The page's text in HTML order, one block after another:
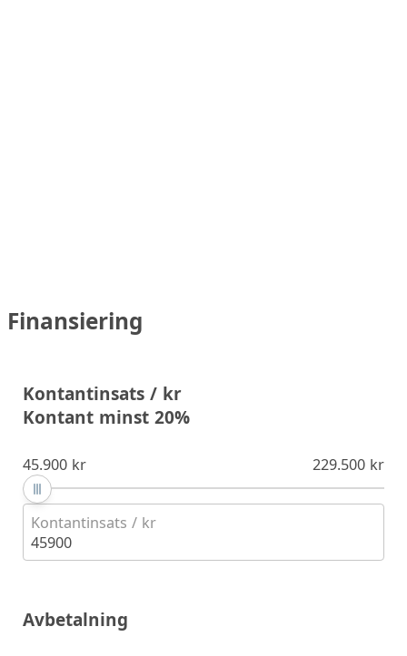
Finansiering
Kontantinsats / kr
Kontant minst 20%
45.900 kr 229.500 kr
Kontantinsats / kr
45900
Avbetalning